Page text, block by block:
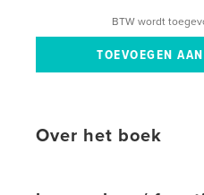
BTW wordt
Over het boek